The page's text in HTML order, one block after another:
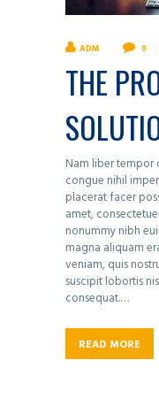
ADM 0
THE
Nam liber
congue nihil
placerat facer
amet,
nonummy nibh
magna aliquam
veniam, quis
suscipit lobortis
consequat.…
READ MORE